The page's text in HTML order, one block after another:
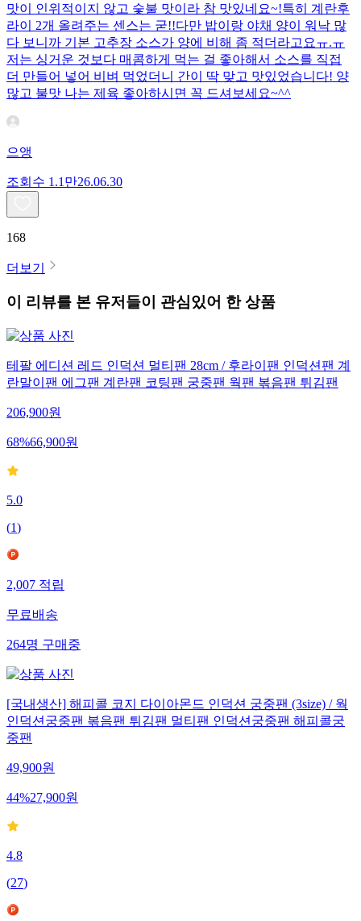
맛이 인위적이지 않고 숯불 맛이라 참 맛있네요~!특히 계란후
라이 2개 올려주는 센스는 굳!! ​다만 밥이랑 야채 양이 워낙 많
다 보니까 기본 고추장 소스가 양에 비해 좀 적더라고요ㅠ.ㅠ
저는 싱거운 것보다 매콤하게 먹는 걸 좋아해서 소스를 직접
더 만들어 넣어 비벼 먹었더니 간이 딱 맞고 맛있었습니다! 양
많고 불맛 나는 제육 좋아하시면 꼭 드셔보세요~^^
으앵
조회수 1.1만26.06.30
168
더보기
이 리뷰를 본 유저들이 관심있어 한 상품
테팔 에디션 레드 인덕션 멀티팬 28cm / 후라이팬 인덕션팬 계
란말이팬 에그팬 계란팬 코팅팬 궁중팬 웍팬 볶음팬 튀김팬
206,900원
68%66,900원
5.0
(1)
2,007 적립
무료배송
264명 구매중
[국내생산] 해피콜 코지 다이아몬드 인덕션 궁중팬 (3size) / 웍
인덕션궁중팬 볶음팬 튀김팬 멀티팬 인덕션궁중팬 해피콜궁
중팬
49,900원
44%27,900원
4.8
(27)